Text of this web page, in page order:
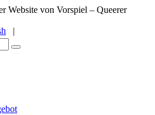
Website von Vorspiel – Queerer
|